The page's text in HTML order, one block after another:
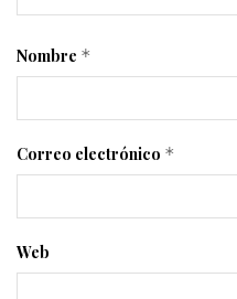
Nombre *
Correo electrónico *
Web